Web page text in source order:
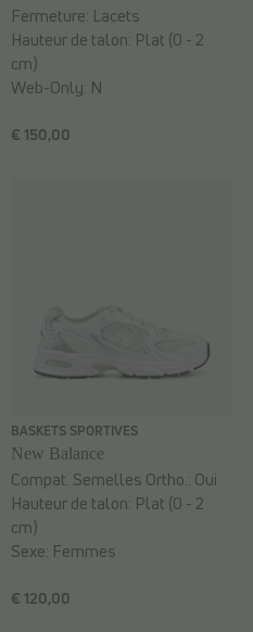
€ 150,00
Fermeture: Lacets
Hauteur de talon: Plat (0 - 2
cm)
Web-Only: N
BASKETS SPORTIVES
New Balance
€ 120,00
Compat. Semelles Ortho.: Oui
Hauteur de talon: Plat (0 - 2
cm)
Sexe: Femmes